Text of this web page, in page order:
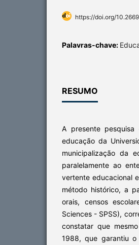
https://doi.org/
Palavras-chave:
RESUMO
A presente
educação da
municipalização da
paralelamente ao
vertente educacional
método histórico, a
orais, censos
Sciences - SPSS),
constatar que
1988, que garantiu